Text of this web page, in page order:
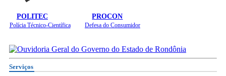
POLITEC
Polícia Técnico-Científica
PROCON
Defesa do Consumidor
Serviços